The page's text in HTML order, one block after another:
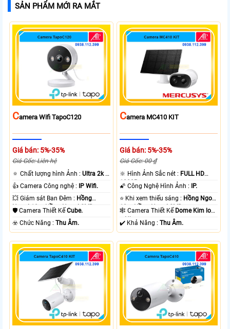
SẢN PHẨM MỚI RA MẮT
CAmera Wifi TapoC120
Giá bán: 5%-35%
Giá Gốc: Liên hệ
🔅 Chất lượng hình Ảnh :Ultra 2k +
.
👍 Camera Công nghệ :
IP Wifi.
💥 Giám sát Ban Đêm : Hồng
Ngoại 10m Hồng Ngoại SMD.
🛡 Camera Thiết KếCube.
️☣️ Chức Năng :Thu Âm.
CAmera MC410 KIT
Giá bán: 5%-35%
Giá Gốc: 00 ₫
🔆 Hình Ảnh Sắc nét : FULL HD
1080P .
🌠 Công Nghệ Hình Ảnh :
IP.
⭐ Khi xem thiếu sáng : Hồng Ngoại
10m Hồng Ngoại SMD.
🕸️ Camera Thiết Kế Dome Kim loại
+ Nhựa.
️✔️ Khả Năng :Thu Âm.